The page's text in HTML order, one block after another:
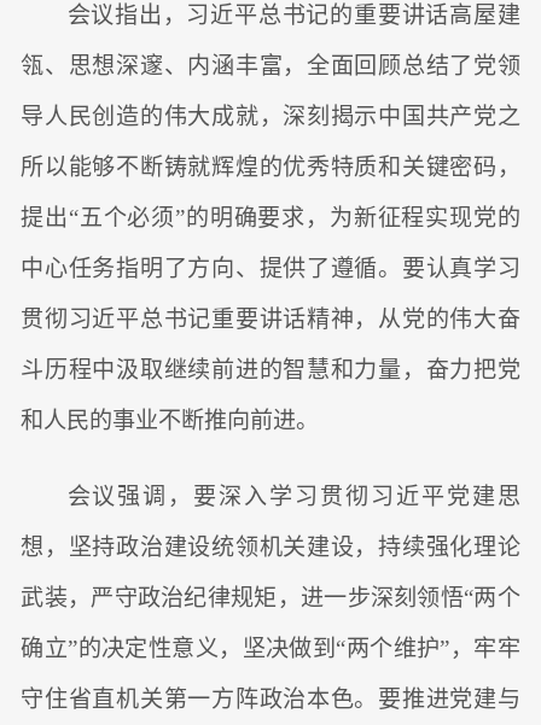
会议指出，习近平总书记的重要讲话高屋建
瓴、思想深邃、内涵丰富，全面回顾总结了党领
导人民创造的伟大成就，深刻揭示中国共产党之
所以能够不断铸就辉煌的优秀特质和关键密码，
提出“五个必须”的明确要求，为新征程实现党的
中心任务指明了方向、提供了遵循。要认真学习
贯彻习近平总书记重要讲话精神，从党的伟大奋
斗历程中汲取继续前进的智慧和力量，奋力把党
和人民的事业不断推向前进。
会议强调，要深入学习贯彻习近平党建思
想，坚持政治建设统领机关建设，持续强化理论
武装，严守政治纪律规矩，进一步深刻领悟“两个
确立”的决定性意义，坚决做到“两个维护”，牢牢
守住省直机关第一方阵政治本色。要推进党建与